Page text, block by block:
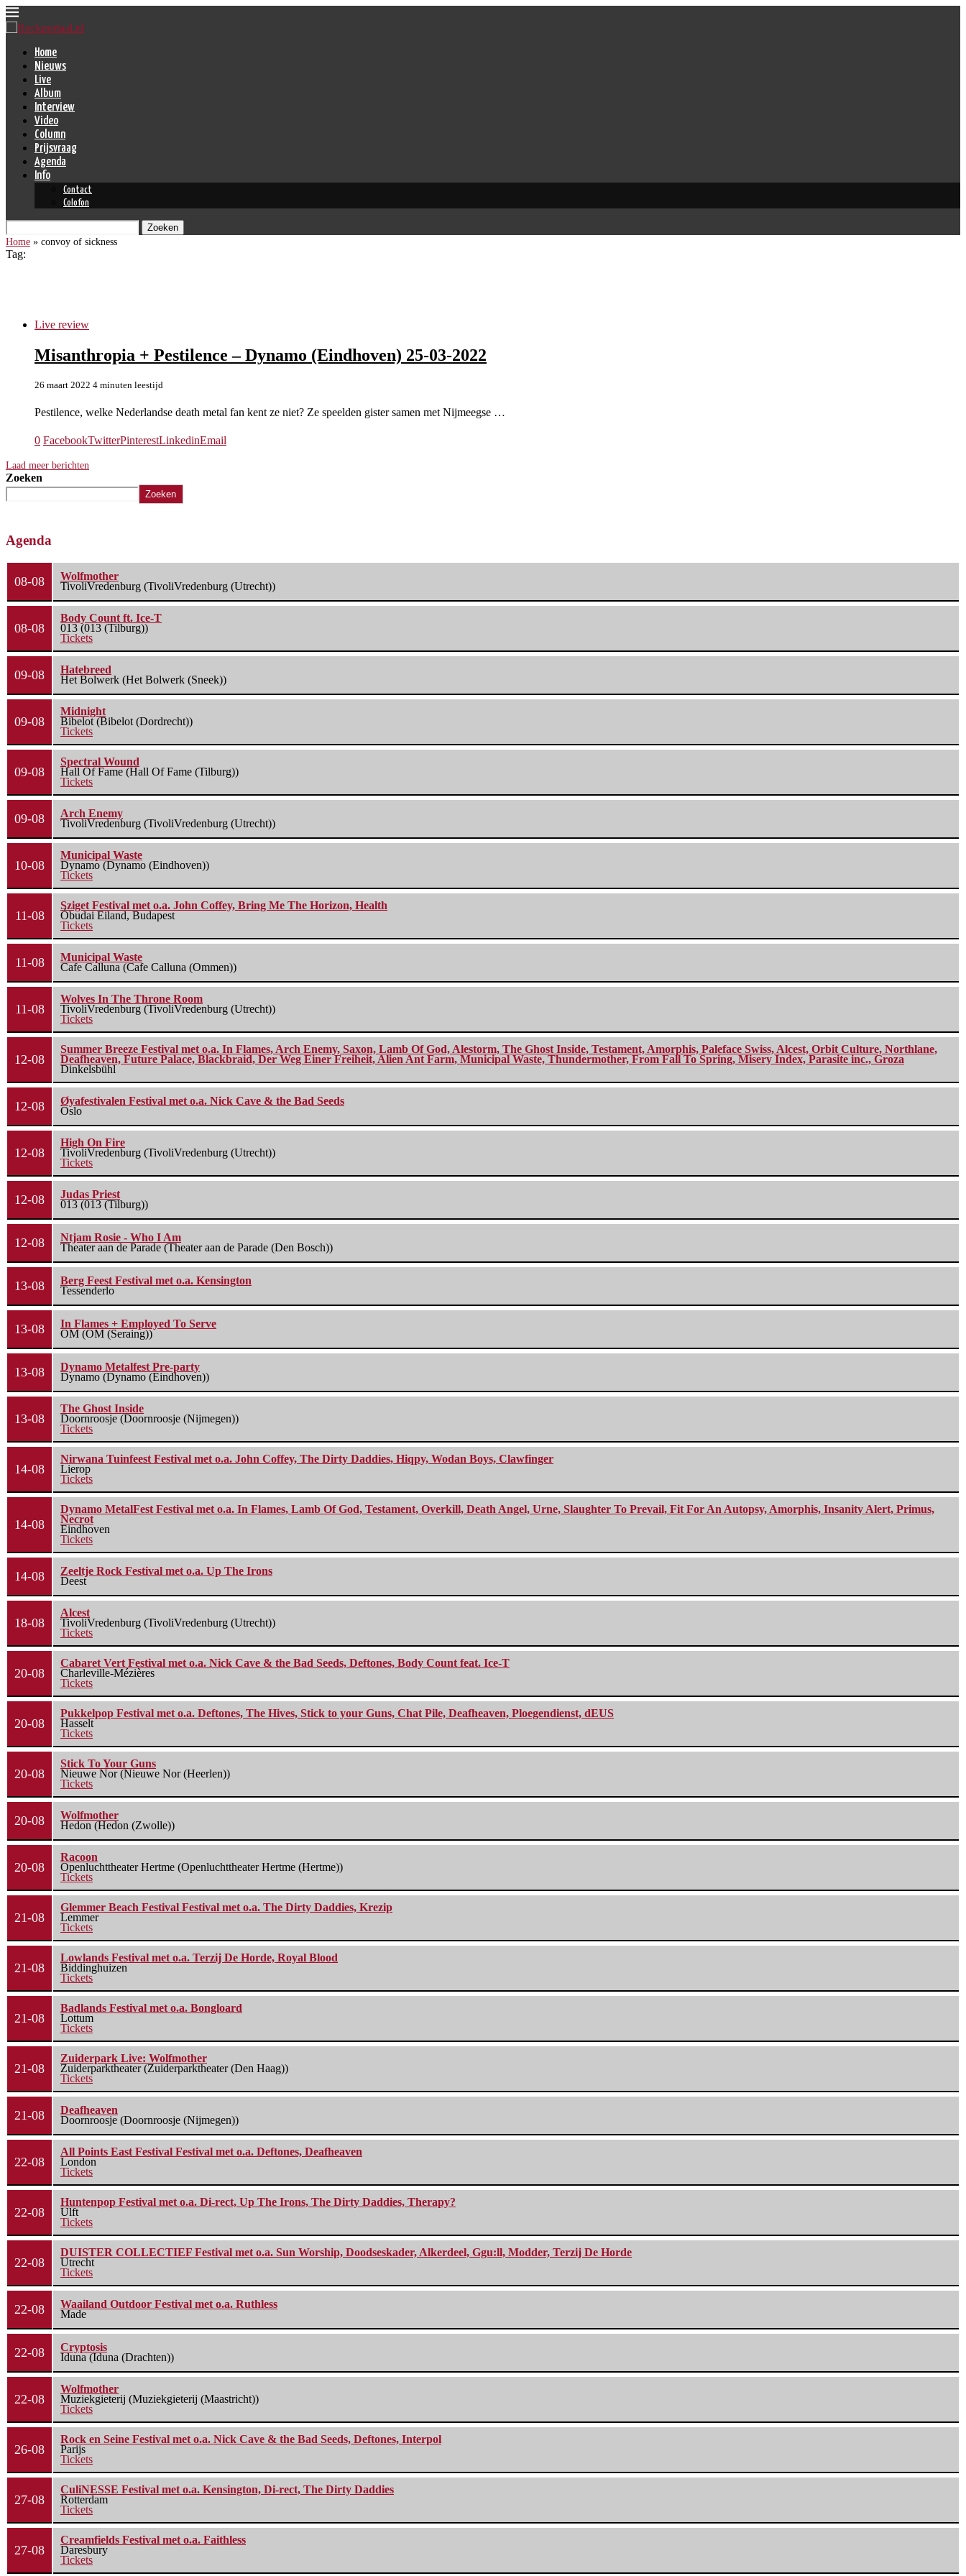
Home
Nieuws
Live
Album
Interview
Video
Column
Prijsvraag
Agenda
Info
Contact
Colofon
Zoeken
Home » convoy of sickness
Tag:
Live review
Misanthropia + Pestilence – Dynamo (Eindhoven) 25-03-2022
26 maart 2022 4 minuten leestijd
Pestilence, welke Nederlandse death metal fan kent ze niet? Ze speelden gister samen met Nijmeegse …
0 FacebookTwitterPinterestLinkedinEmail
Laad meer berichten
Zoeken
Zoeken
Agenda
08-08
Wolfmother
TivoliVredenburg (TivoliVredenburg (Utrecht))
08-08
Body Count ft. Ice-T
013 (013 (Tilburg))
Tickets
09-08
Hatebreed
Het Bolwerk (Het Bolwerk (Sneek))
09-08
Midnight
Bibelot (Bibelot (Dordrecht))
Tickets
09-08
Spectral Wound
Hall Of Fame (Hall Of Fame (Tilburg))
Tickets
09-08
Arch Enemy
TivoliVredenburg (TivoliVredenburg (Utrecht))
10-08
Municipal Waste
Dynamo (Dynamo (Eindhoven))
Tickets
11-08
Sziget Festival met o.a. John Coffey, Bring Me The Horizon, Health
Óbudai Eiland, Budapest
Tickets
11-08
Municipal Waste
Cafe Calluna (Cafe Calluna (Ommen))
11-08
Wolves In The Throne Room
TivoliVredenburg (TivoliVredenburg (Utrecht))
Tickets
12-08
Summer Breeze Festival met o.a. In Flames, Arch Enemy, Saxon, Lamb Of God, Alestorm, The Ghost Inside, Testament, Amorphis, Paleface Swiss, Alcest, Orbit Culture, Northlane,
Deafheaven, Future Palace, Blackbraid, Der Weg Einer Freiheit, Alien Ant Farm, Municipal Waste, Thundermother, From Fall To Spring, Misery Index, Parasite inc., Groza
Dinkelsbühl
12-08
Øyafestivalen Festival met o.a. Nick Cave & the Bad Seeds
Oslo
12-08
High On Fire
TivoliVredenburg (TivoliVredenburg (Utrecht))
Tickets
12-08
Judas Priest
013 (013 (Tilburg))
12-08
Ntjam Rosie - Who I Am
Theater aan de Parade (Theater aan de Parade (Den Bosch))
13-08
Berg Feest Festival met o.a. Kensington
Tessenderlo
13-08
In Flames + Employed To Serve
OM (OM (Seraing))
13-08
Dynamo Metalfest Pre-party
Dynamo (Dynamo (Eindhoven))
13-08
The Ghost Inside
Doornroosje (Doornroosje (Nijmegen))
Tickets
14-08
Nirwana Tuinfeest Festival met o.a. John Coffey, The Dirty Daddies, Hiqpy, Wodan Boys, Clawfinger
Lierop
Tickets
14-08
Dynamo MetalFest Festival met o.a. In Flames, Lamb Of God, Testament, Overkill, Death Angel, Urne, Slaughter To Prevail, Fit For An Autopsy, Amorphis, Insanity Alert, Primus,
Necrot
Eindhoven
Tickets
14-08
Zeeltje Rock Festival met o.a. Up The Irons
Deest
18-08
Alcest
TivoliVredenburg (TivoliVredenburg (Utrecht))
Tickets
20-08
Cabaret Vert Festival met o.a. Nick Cave & the Bad Seeds, Deftones, Body Count feat. Ice-T
Charleville-Mézières
Tickets
20-08
Pukkelpop Festival met o.a. Deftones, The Hives, Stick to your Guns, Chat Pile, Deafheaven, Ploegendienst, dEUS
Hasselt
Tickets
20-08
Stick To Your Guns
Nieuwe Nor (Nieuwe Nor (Heerlen))
Tickets
20-08
Wolfmother
Hedon (Hedon (Zwolle))
20-08
Racoon
Openluchttheater Hertme (Openluchttheater Hertme (Hertme))
Tickets
21-08
Glemmer Beach Festival Festival met o.a. The Dirty Daddies, Krezip
Lemmer
Tickets
21-08
Lowlands Festival met o.a. Terzij De Horde, Royal Blood
Biddinghuizen
Tickets
21-08
Badlands Festival met o.a. Bongloard
Lottum
Tickets
21-08
Zuiderpark Live: Wolfmother
Zuiderparktheater (Zuiderparktheater (Den Haag))
Tickets
21-08
Deafheaven
Doornroosje (Doornroosje (Nijmegen))
22-08
All Points East Festival Festival met o.a. Deftones, Deafheaven
London
Tickets
22-08
Huntenpop Festival met o.a. Di-rect, Up The Irons, The Dirty Daddies, Therapy?
Ulft
Tickets
22-08
DUISTER COLLECTIEF Festival met o.a. Sun Worship, Doodseskader, Alkerdeel, Ggu:ll, Modder, Terzij De Horde
Utrecht
Tickets
22-08
Waailand Outdoor Festival met o.a. Ruthless
Made
22-08
Cryptosis
Iduna (Iduna (Drachten))
22-08
Wolfmother
Muziekgieterij (Muziekgieterij (Maastricht))
Tickets
26-08
Rock en Seine Festival met o.a. Nick Cave & the Bad Seeds, Deftones, Interpol
Parijs
Tickets
27-08
CuliNESSE Festival met o.a. Kensington, Di-rect, The Dirty Daddies
Rotterdam
Tickets
27-08
Creamfields Festival met o.a. Faithless
Daresbury
Tickets